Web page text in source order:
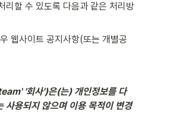
리할 수 있도록 다음과 같은 처리방
웹사이트 공지사항(또는 개별공
'회사')은(는) 개인정보를 다
사용되지 않으며 이용 목적이 변경